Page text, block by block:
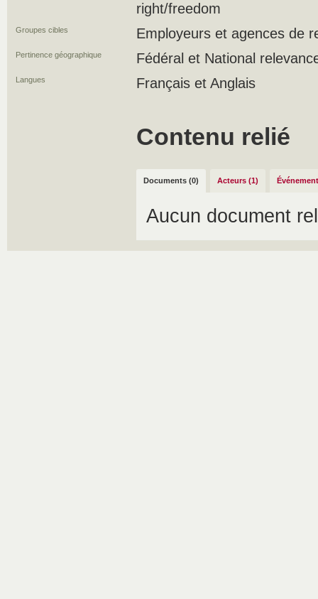
right/freedom
Groupes cibles Employeurs et agences de
Pertinence géographique Fédéral et National
Langues Français et Anglais
Contenu relié
Documents (0) Acteurs (1)
Aucun document